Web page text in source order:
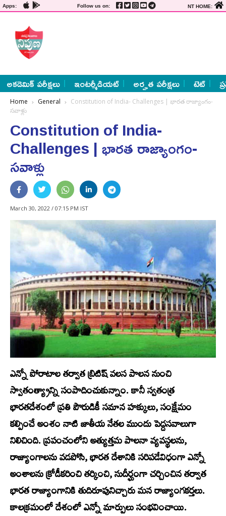
Apps: Follow us on: NT HOME:
అకడెమిక్ పరీక్షలు ఇంటర్మీడియట్ అర్హత పరీక్షలు టెట్
Home General
Constitution of India- Challenges | భారత రాజ్యాంగం-
సవాళ్లు
Constitution of India-
Challenges | భారత రాజ్యాంగం-
సవాళ్లు
March 30, 2022 / 07:15 PM IST
ఎన్నో పోరాటాల తర్వాత బ్రిటిష్ వలస పాలన నుంచి
స్వాతంత్య్రాన్ని సంపాదించుకున్నాం. కానీ స్వతంత్ర
భారతదేశంలో ప్రతి పౌరుడికీ సమాన హక్కులు, సంక్షేమం
కల్పించే అంశం నాటి జాతీయ నేతల ముందు పెద్దసవాలుగా
నిలిచింది. ప్రపంచంలోని అత్యుత్తమ పాలనా వ్యవస్థలను,
రాజ్యాంగాలను వడపోసి, భారత దేశానికి సరిపడేవిధంగా ఎన్నో
అంశాలను క్రోడీకరించి తర్కించి, సుదీర్ఘంగా చర్చించిన తర్వాత
భారత రాజ్యాంగానికి తుదిరూపునిచ్చారు మన రాజ్యాంగకర్తలు.
కాలక్రమంలో దేశంలో ఎన్నో మార్పులు సంభవించాయి.